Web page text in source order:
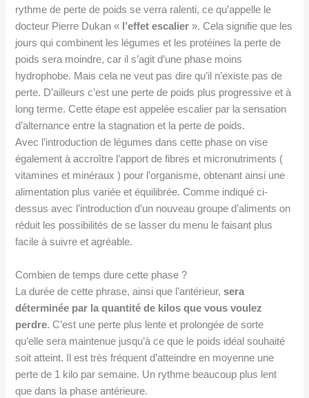
rythme de perte de poids se verra ralenti, ce qu’appelle le
docteur Pierre Dukan « l’effet escalier ». Cela signifie que les
jours qui combinent les légumes et les protéines la perte de
poids sera moindre, car il s’agit d’une phase moins
hydrophobe. Mais cela ne veut pas dire qu’il n’existe pas de
perte. D’ailleurs c’est une perte de poids plus progressive et à
long terme. Cette étape est appelée escalier par la sensation
d’alternance entre la stagnation et la perte de poids.
Avec l’introduction de légumes dans cette phase on vise
également à accroître l’apport de fibres et micronutriments (
vitamines et minéraux ) pour l’organisme, obtenant ainsi une
alimentation plus variée et équilibrée. Comme indiqué ci-
dessus avec l’introduction d’un nouveau groupe d’aliments on
réduit les possibilités de se lasser du menu le faisant plus
facile à suivre et agréable.
Combien de temps dure cette phase ?
La durée de cette phrase, ainsi que l’antérieur,sera
déterminée par la quantité de kilos que vous voulez
perdre. C’est une perte plus lente et prolongée de sorte
qu’elle sera maintenue jusqu’à ce que le poids idéal souhaité
soit atteint. Il est très fréquent d’atteindre en moyenne une
perte de 1 kilo par semaine. Un rythme beaucoup plus lent
que dans la phase antérieure.